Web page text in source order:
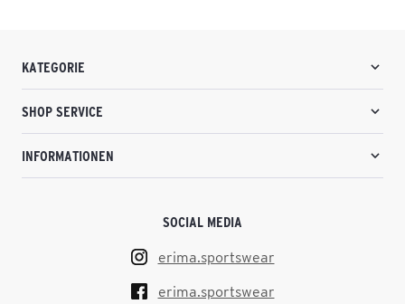
KATEGORIE
SHOP SERVICE
INFORMATIONEN
SOCIAL MEDIA
erima.sportswear
erima.sportswear